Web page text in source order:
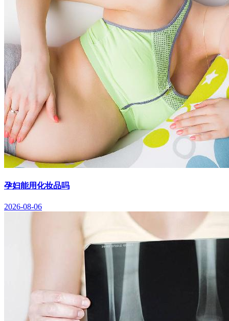
孕妇能用化妆品吗
2026-08-06